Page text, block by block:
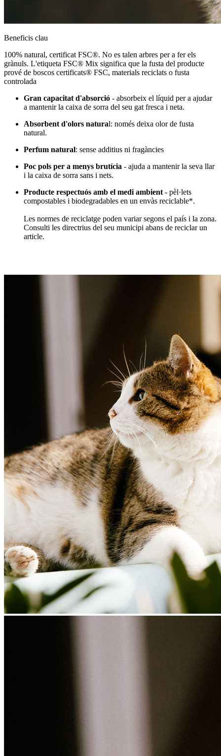
Beneficis clau
100% natural, certificat FSC®. No es talen arbres per a fer els
grànuls. L'etiqueta FSC® Mix significa que la fusta del producte
prové de boscos certificats® FSC, materials reciclats o fusta
controlada
Gran capacitat d'absorció - absorbeix el líquid per a ajudar
a mantenir la caixa de sorra del seu gat fresca i neta.
Absorbent d'olors natural: només deixa olor de fusta
natural.
Perfum natural: sense additius ni fragàncies
Poc pols per a menys brutícia - ajuda a mantenir la seva llar
i la caixa de sorra sans i nets.
Producte respectuós amb el medi ambient - pèl·lets
compostables i biodegradables en un envàs reciclable*.
Les normes de reciclatge poden variar segons el país i la zona.
Consulti les directrius del seu municipi abans de reciclar un
article.